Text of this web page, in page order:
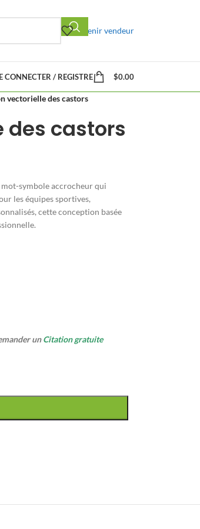
Devenir vendeur
CONNECTER / REGISTRE $0.00
vectorielle des castors
des castors
symbole accrocheur qui
les équipes sportives,
cette conception basée
unCitation gratuite